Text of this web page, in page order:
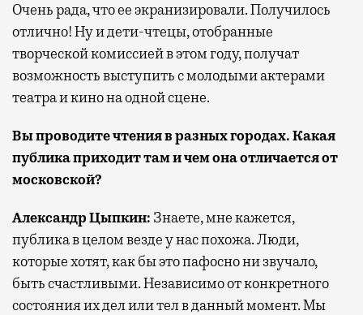
Очень рада, что ее экранизировали. Получилось
отлично! Ну и дети-чтецы, отобранные
творческой комиссией в этом году, получат
возможность выступить с молодыми актерами
театра и кино на одной сцене.
Вы проводите чтения в разных городах. Какая
публика приходит там и чем она отличается от
московской?
Александр Цыпкин: Знаете, мне кажется,
публика в целом везде у нас похожа. Люди,
которые хотят, как бы это пафосно ни звучало,
быть счастливыми. Независимо от конкретного
состояния их дел или тел в данный момент. Мы